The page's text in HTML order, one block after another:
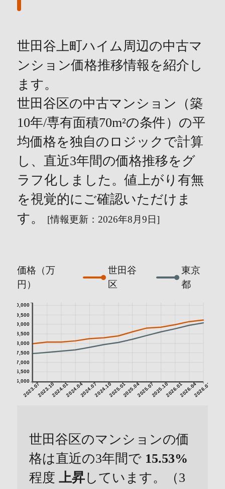
世田谷上町ハイム周辺の中古マ
ンション価格推移情報を紹介し
ます。
世田谷区の中古マンション（築
10年/専有面積70m²の条件）の平
均価格を独自のロジックで計算
し、直近3年間の価格推移をグ
ラフ化しました。値上がり有無
を視覚的にご確認いただけま
す。
[情報更新：2026年8月9日]
価格（万
円）
世田谷
区
東京
都
2023.072023.102024.012024.042024.072024.102025.012025.042025.072025.102026.012026.042026.07
6,000
6,500
7,000
7,500
8,000
8,500
9,000
9,500
10,000
世田谷区のマンションの価
格は直近の3年間で 15.53%
程度 上昇しています。（3